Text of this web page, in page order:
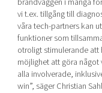
vi t.ex. tillgång till
våra tech-partners kan
funktioner som
otroligt stimulerande
möjlighet att göra
alla involverade,
win”, säger Christian